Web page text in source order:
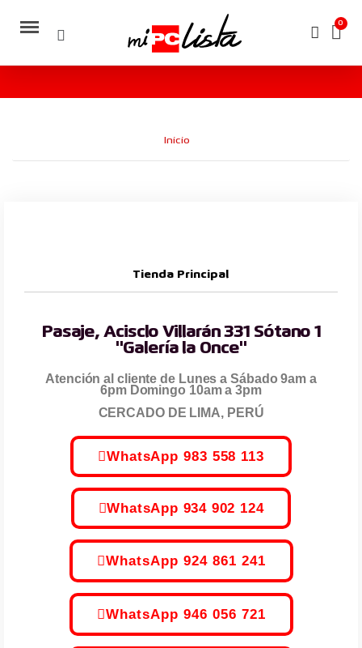
Inicio
Tienda Principal
Pasaje, Acisclo Villarán 331 Sótano 1
"Galería la Once"
Atención al cliente de Lunes a Sábado 9am a
6pm Domingo 10am a 3pm
CERCADO DE LIMA, PERÚ
WhatsApp 983 558 113
WhatsApp 934 902 124
WhatsApp 924 861 241
WhatsApp 946 056 721